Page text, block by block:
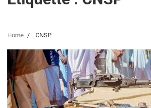
Home CNSP